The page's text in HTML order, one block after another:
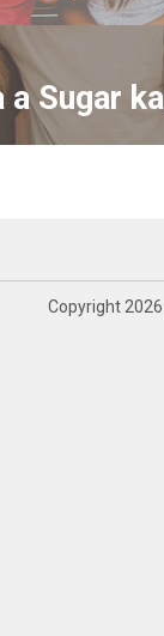
Sugar
Copyright 2026